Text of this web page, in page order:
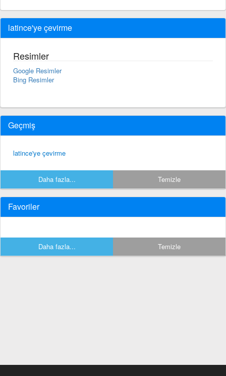
latince'ye çevirme
Resimler
Google Resimler
Bing Resimler
Geçmiş
latince'ye çevirme
Daha fazla... Temizle
Favoriler
Daha fazla... Temizle